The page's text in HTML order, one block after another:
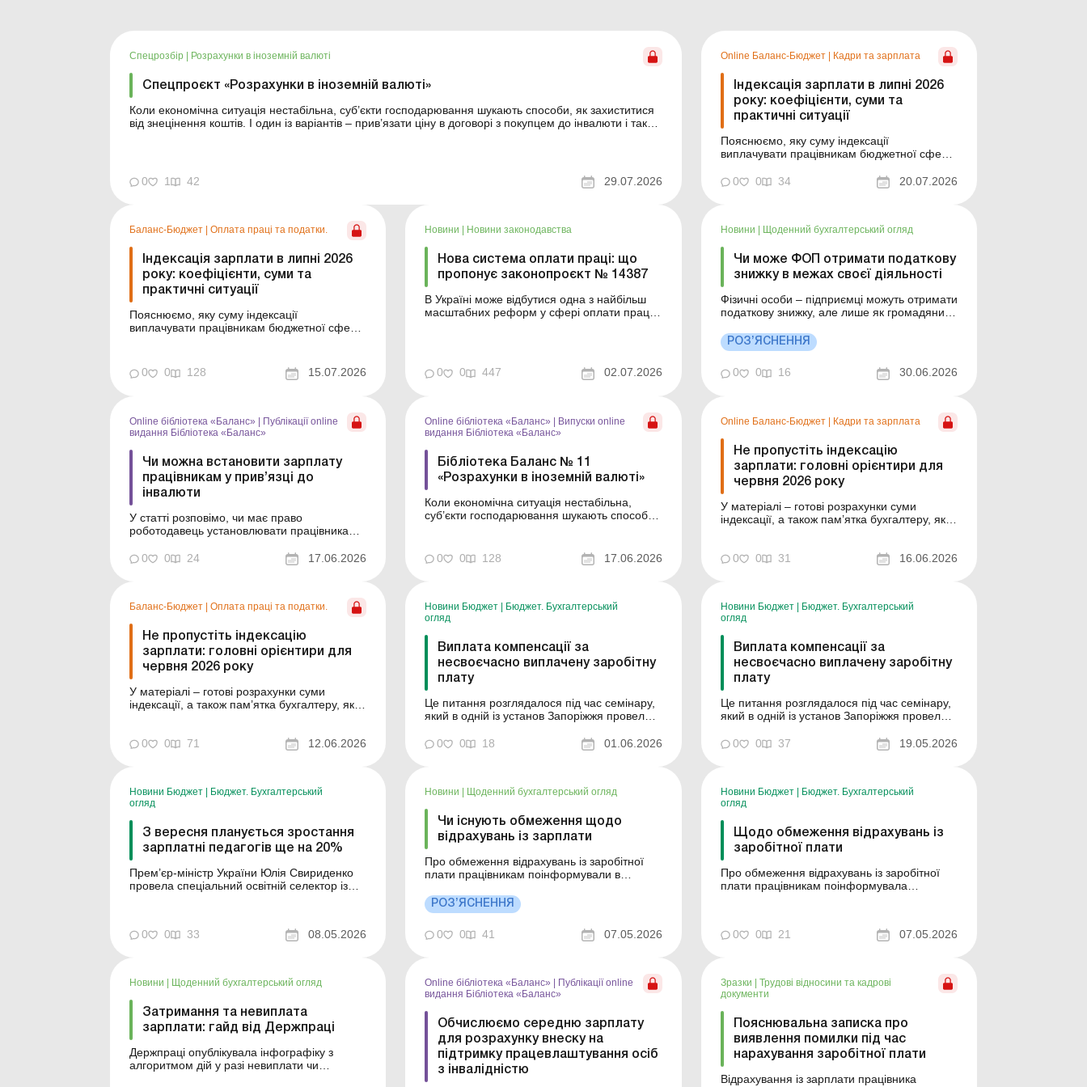
Спецрозбір Розрахунки в іноземній валюті
Спецпроєкт «Розрахунки в іноземній валюті»
Коли економічна ситуація нестабільна, суб’єкти господарювання шукають способи, як захиститися
від знецінення коштів. І один із варіантів – прив’язати ціну в договорі з покупцем до інвалюти і таким
0 1 42 29.07.2026
Online Баланс-Бюджет Кадри та зарплата
Індексація зарплати в липні 2026
року: коефіцієнти, суми та
практичні ситуації
Пояснюємо, яку суму індексації
виплачувати працівникам бюджетної сфери
відпрацьовано не повністю або змінилися
умови оплати праці. Баланс-Бюджет № 29
змінився. Розберемо, яку суму ...
0 0 34 20.07.2026
Баланс-Бюджет Оплата праці та податки.
Індексація зарплати в липні 2026
року: коефіцієнти, суми та
практичні ситуації
Пояснюємо, яку суму індексації
виплачувати працівникам бюджетної сфери
умови оплати праці. У липні – без
сюрпризів, тобто коефіцієнт індексації не
сфери, як...
0 0 128 15.07.2026
Новини Новини законодавства
Нова система оплати праці: що
пропонує законопроєкт № 14387
В Україні може відбутися одна з найбільш
масштабних реформ у сфері оплати праці
період воєнного стану В Україні може
0 0 447 02.07.2026
Новини Щоденний бухгалтерський огляд
Чи може ФОП отримати податкову
знижку в межах своєї діяльності
Фізичні особи – підприємці можуть отримати
податкову знижку, але лише як громадяни, а
діяльності. Більше за темою: ПДФО: доходи,
що не обкладаються податком, податкова
знижка і новий строк декларування Фізичні
особи – підприємці можуть отримати
РОЗ’ЯСНЕННЯ
0 0 16 30.06.2026
Online бібліотека «Баланс» | Публікації online
видання Бібліотека «Баланс»
Чи можна встановити зарплату
працівникам у прив’язці до
інвалюти
У статті розповімо, чи має право
роботодавець установлювати працівникам
Баланс № 11 «Розрахунки в іноземній
валюті» На практиці роботодавці досить
інвалюті, щомісяця перерах...
0 0 24 17.06.2026
Online бібліотека «Баланс» | Випуски online
видання Бібліотека «Баланс»
Бібліотека Баланс № 11
«Розрахунки в іноземній валюті»
Коли економічна ситуація нестабільна,
суб’єкти господарювання шукають способи,
покупцем до інвалюти і таким чином
підстрахуватися від фінансових втрат. Цей
0 0 128 17.06.2026
Online Баланс-Бюджет | Кадри та зарплата
Не пропустіть індексацію
зарплати: головні орієнтири для
червня 2026 року
У матеріалі – готові розрахунки суми
індексації, а також пам’ятка бухгалтеру, яка
Червень стане першим місяцем 2026 року,
0 0 31 16.06.2026
Баланс-Бюджет | Оплата праці та податки.
Не пропустіть індексацію
зарплати: головні орієнтири для
червня 2026 року
У матеріалі – готові розрахунки суми
індексації, а також пам’ятка бухгалтеру, яка
бюджетників набудуть право на індексацію
0 0 71 12.06.2026
Новини Бюджет | Бюджет. Бухгалтерський
огляд
Виплата компенсації за
несвоєчасно виплачену заробітну
плату
Це питання розглядалося під час семінару,
який в одній із установ Запоріжжя провели
діяльності у Запорізькій області. Учасникам
заходу роз’яснили, що трудове
заробітну плату, а компе...
0 0 18 01.06.2026
Новини Бюджет | Бюджет. Бухгалтерський
огляд
Виплата компенсації за
несвоєчасно виплачену заробітну
плату
Це питання розглядалося під час семінару,
який в одній із установ Запоріжжя провели
діяльності у Запорізькій області. Учасникам
заходу роз’яснили, що трудове
заробітну плату, а компе...
0 0 37 19.05.2026
Новини Бюджет
Бюджет. Бухгалтерський
огляд
З вересня планується зростання
зарплатні педагогів ще на 20%
Прем’єр-міністр України Юлія Свириденко
провела спеціальний освітній селектор із
Водночас зарплати в дитсадках і позашкіллі
0 0 33 08.05.2026
Новини Щоденний бухгалтерський огляд
Чи існують обмеження щодо
відрахувань із зарплати
Про обмеження відрахувань із заробітної
плати працівникам поінформували в
середню зарплату для розрахунку внеску на
підтримку працевлаштування осіб з
для визнання підприємства критично
РОЗ’ЯСНЕННЯ
0 0 41 07.05.2026
Новини Бюджет
Бюджет. Бухгалтерський
огляд
Щодо обмеження відрахувань із
заробітної плати
Про обмеження відрахувань із заробітної
плати працівникам поінформувала
Благовіщенського відділу Голованівської
0 0 21 07.05.2026
Новини Щоденний бухгалтерський огляд
Затримання та невиплата
зарплати: гайд від Держпраці
Держпраці опублікувала інфографіку з
алгоритмом дій у разі невиплати чи
Online бібліотека «Баланс»
Публікації online
видання Бібліотека «Баланс»
Обчислюємо середню зарплату
для розрахунку внеску на
підтримку працевлаштування осіб
з інвалідністю
Зразки
Трудові відносини та кадрові
документи
Пояснювальна записка про
виявлення помилки під час
нарахування заробітної плати
Відрахування із зарплати працівника